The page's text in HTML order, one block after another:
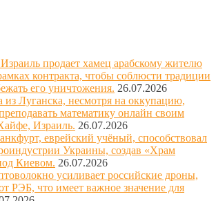
продает хамец арабскому жителю
контракта, чтобы соблюсти традиции
его уничтожения. 26.07.2026
из Луганска, несмотря на оккупацию,
математику онлайн своим
Израиль. 26.07.2026
еврейский учёный, способствовал
Украины, создав «Храм
Киевом. 26.07.2026
усиливает российские дроны,
РЭБ, что имеет важное значение для